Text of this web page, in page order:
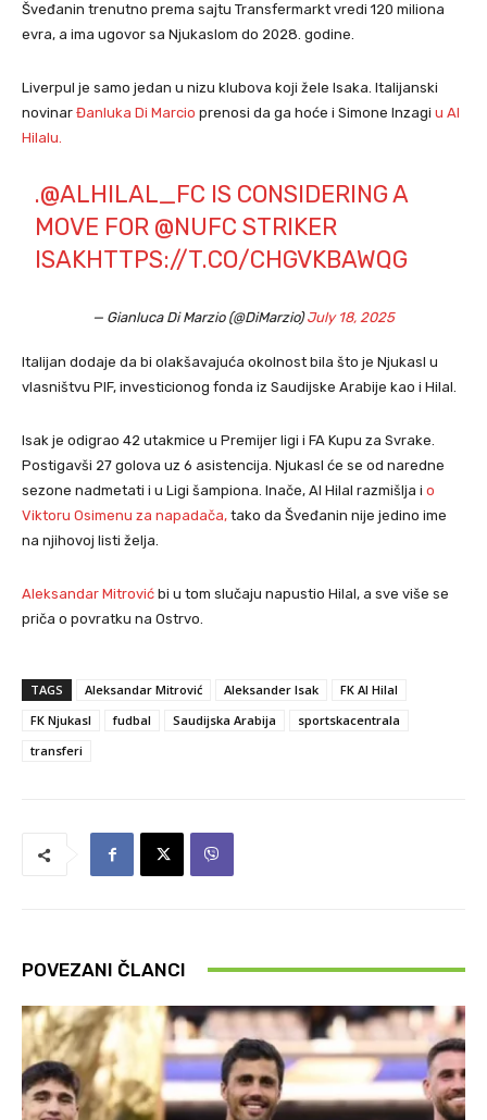
Šveđanin trenutno prema sajtu Transfermarkt vredi 120 miliona
evra, a ima ugovor sa Njukaslom do 2028. godine.
Liverpul je samo jedan u nizu klubova koji žele Isaka. Italijanski
novinar Đanluka Di Marcio prenosi da ga hoće i Simone Inzagi u Al
Hilalu.
.@ALHILAL_FC IS CONSIDERING A
MOVE FOR @NUFC STRIKER
ISAKHTTPS://T.CO/CHGVKBAWQG
— Gianluca Di Marzio (@DiMarzio)July 18, 2025
Italijan dodaje da bi olakšavajuća okolnost bila što je Njukasl u
vlasništvu PIF, investicionog fonda iz Saudijske Arabije kao i Hilal.
Isak je odigrao 42 utakmice u Premijer ligi i FA Kupu za Svrake.
Postigavši 27 golova uz 6 asistencija. Njukasl će se od naredne
sezone nadmetati i u Ligi šampiona. Inače, Al Hilal razmišlja i o
Viktoru Osimenu za napadača, tako da Šveđanin nije jedino ime
na njihovoj listi želja.
Aleksandar Mitrović bi u tom slučaju napustio Hilal, a sve više se
priča o povratku na Ostrvo.
TAGS Aleksandar Mitrović Aleksander Isak
FK Al Hilal
FK Njukasl
fudbal Saudijska Arabija
sportskacentrala
transferi
POVEZANI ČLANCI